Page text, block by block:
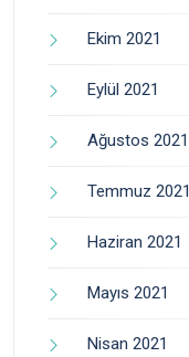
Ekim 2021
Eylül 2021
Ağustos 2021
Temmuz 2021
Haziran 2021
Mayıs 2021
Nisan 2021